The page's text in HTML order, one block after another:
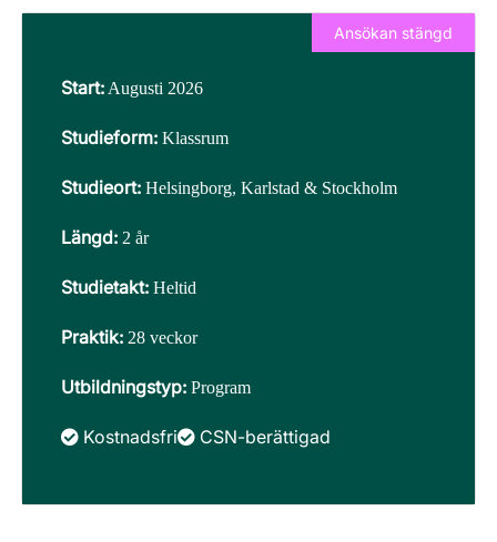
Start: Augusti 2026
Studieform: Klassrum
Studieort: Helsingborg, Karlstad & Stockholm
Längd: 2 år
Studietakt: Heltid
Praktik: 28 veckor
Utbildningstyp: Program
Ansökan stängd
Kostnadsfri CSN-berättigad